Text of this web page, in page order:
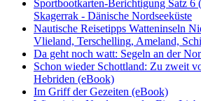
Sportbootkarten-Berichtigung Satz
Skagerrak - Dänische Nordseeküste
Nautische Reisetipps Watteninseln
Vlieland, Terschelling, Ameland,
Da geht noch watt: Segeln an der
Schon wieder Schottland: Zu zweit
Hebriden (eBook)
Im Griff der Gezeiten (eBook)